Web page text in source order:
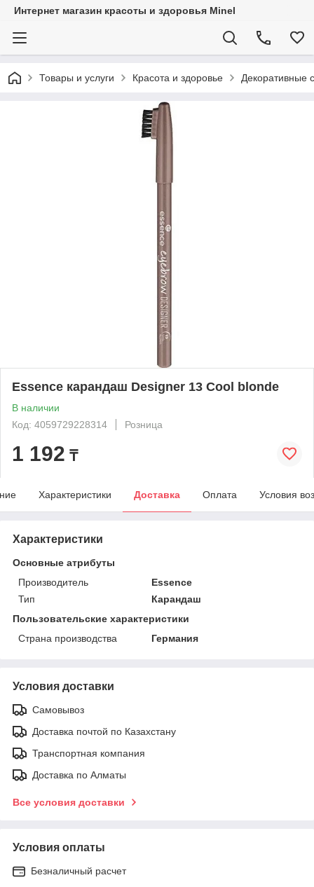
Интернет магазин красоты и здоровья Minel
Товары и услуги Красота и здоровье Декоративные
Essence карандаш Designer 13 Cool blonde
В наличии
Код: 4059729228314
Розница
1 192 ₸
Характеристики Доставка Оплата Условия
Характеристики
Основные атрибуты
Производитель
Essence
Тип
Карандаш
Пользовательские характеристики
Страна производства
Германия
Условия доставки
Самовывоз
Доставка почтой по Казахстану
Транспортная компания
Доставка по Алматы
Все условия доставки
Условия оплаты
Безналичный расчет